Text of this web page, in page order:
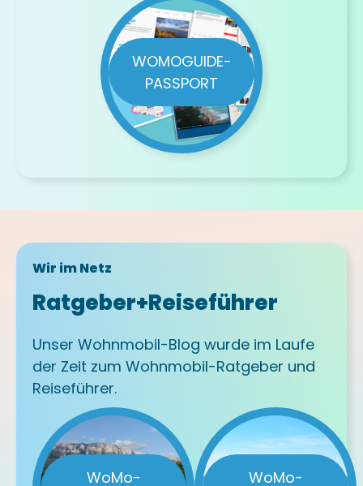
WOMOGUIDE-
PASSPORT
Wir im Netz
Ratgeber+Reiseführer
Unser Wohnmobil-Blog wurde im Laufe
der Zeit zum Wohnmobil-Ratgeber und
Reiseführer.
WoMo- WoMo-